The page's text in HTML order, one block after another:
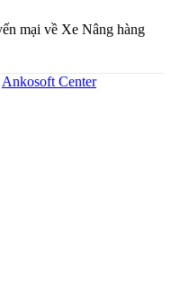
mại về Xe Nâng hàng
Ankosoft Center